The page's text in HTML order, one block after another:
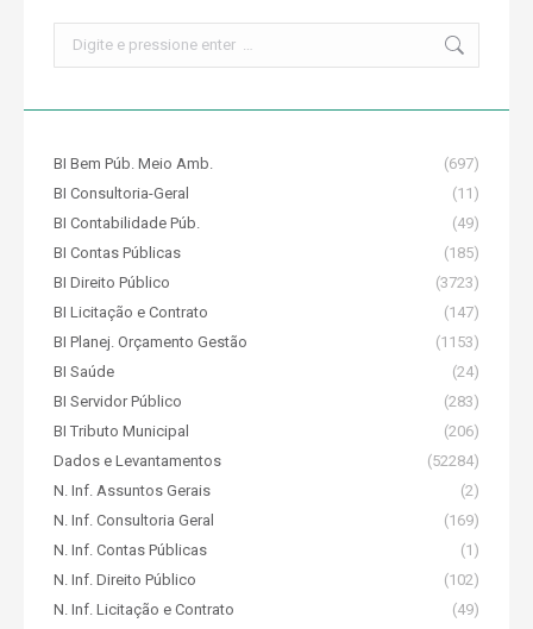
BI Bem Púb. Meio Amb.
(697)
BI Consultoria-Geral
(11)
BI Contabilidade Púb.
(49)
BI Contas Públicas
(185)
BI Direito Público
(3723)
BI Licitação e Contrato
(147)
BI Planej. Orçamento Gestão
(1153)
BI Saúde
(24)
BI Servidor Público
(283)
BI Tributo Municipal
(206)
Dados e Levantamentos
(52284)
N. Inf. Assuntos Gerais
(2)
N. Inf. Consultoria Geral
(169)
N. Inf. Contas Públicas
(1)
N. Inf. Direito Público
(102)
N. Inf. Licitação e Contrato
(49)